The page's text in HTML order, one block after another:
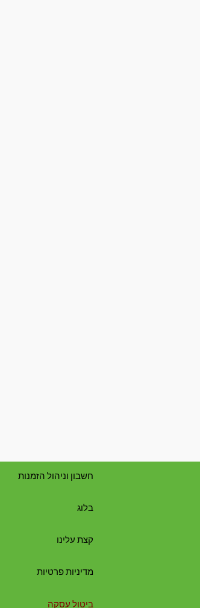
חשבון וניהול הזמנות
בלוג
קצת עלינו
מדיניות פרטיות
ביטול עסקה